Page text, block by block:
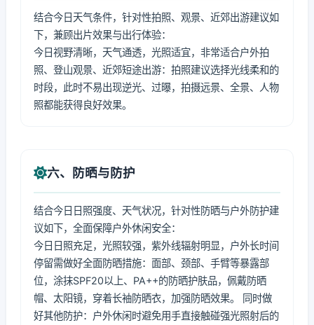
结合今日天气条件，针对性拍照、观景、近郊出游建议如
下，兼顾出片效果与出行体验：
今日视野清晰，天气通透，光照适宜，非常适合户外拍
照、登山观景、近郊短途出游：拍照建议选择光线柔和的
时段，此时不易出现逆光、过曝，拍摄远景、全景、人物
照都能获得良好效果。
六、防晒与防护
结合今日日照强度、天气状况，针对性防晒与户外防护建
议如下，全面保障户外休闲安全：
今日日照充足，光照较强，紫外线辐射明显，户外长时间
停留需做好全面防晒措施：面部、颈部、手臂等暴露部
位，涂抹SPF20以上、PA++的防晒护肤品，佩戴防晒
帽、太阳镜，穿着长袖防晒衣，加强防晒效果。 同时做
好其他防护：户外休闲时避免用手直接触碰强光照射后的